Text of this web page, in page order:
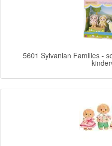
Sam
5601 Sylvanian Families -